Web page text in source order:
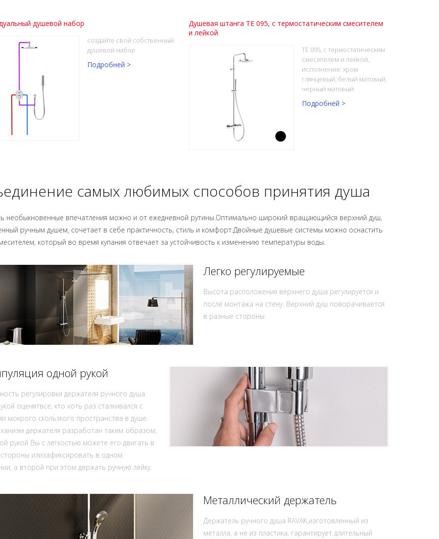
душевой набор
создайте свой собственный
душевой набор
Подробней >
Душевая штанга TE 095, с термостатическим смесителем
и лейкой
TE 095, с термостатическим
смесителем и лейкой,
исполнение: хром
глянцевый, белый матовый,
черный матовый
Подробней >
самых любимых способов принятия душа
необыкновенные впечатления можно и от ежедневной рутины.Оптимально широкий вращающийся верхний душ,
ручным душем, сочетает в себе практичность, стиль и комфорт.Двойные душевые системы можно оснастить
который во время купания отвечает за устойчивость к изменению температуры воды.
Легко регулируемые
Высота расположения верхнего душа регулируется и
после монтажа на стену. Верхний душ поворачивается
в разные стороны.
одной рукой
регулировки держателя ручного душа
оценятвсе, кто хоть раз сталкивался с
мокрого скользкого пространства в душе.
держателя разработан таким образом,
рукой Вы с легкостью можете его двигать в
илизафиксировать в одном
а второй при этом держать ручную лейку.
Металлический держатель
Держатель ручного душа RAVAK,изготовленный из
металла, а не из пластика, гарантирует длительный